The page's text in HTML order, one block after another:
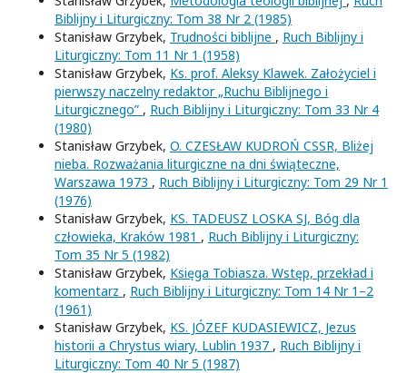
Biblijny i Liturgiczny: Tom 38 Nr 2 (1985)
Stanisław Grzybek, Trudności biblijne , Ruch Biblijny i
Liturgiczny: Tom 11 Nr 1 (1958)
Stanisław Grzybek, Ks. prof. Aleksy Klawek. Założyciel i
pierwszy naczelny redaktor „Ruchu Biblijnego i
Liturgicznego” , Ruch Biblijny i Liturgiczny: Tom 33 Nr 4
(1980)
Stanisław Grzybek, O. CZESŁAW KUDROŃ CSSR, Bliżej
nieba. Rozważania liturgiczne na dni świąteczne,
Warszawa 1973 , Ruch Biblijny i Liturgiczny: Tom 29 Nr 1
(1976)
Stanisław Grzybek, KS. TADEUSZ LOSKA SJ, Bóg dla
człowieka, Kraków 1981 , Ruch Biblijny i Liturgiczny:
Tom 35 Nr 5 (1982)
Stanisław Grzybek, Księga Tobiasza. Wstęp, przekład i
komentarz , Ruch Biblijny i Liturgiczny: Tom 14 Nr 1–2
(1961)
Stanisław Grzybek, KS. JÓZEF KUDASIEWICZ, Jezus
historii a Chrystus wiary, Lublin 1937 , Ruch Biblijny i
Liturgiczny: Tom 40 Nr 5 (1987)